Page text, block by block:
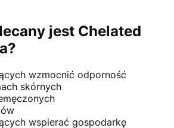
jest Chelated
wzmocnić odporność
skórnych
wspierać gospodarkę